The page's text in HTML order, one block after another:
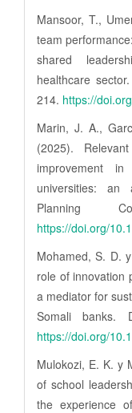
Mansoor, T.,
team
shared
healthcare
214. https://
Marin, J. A.,
(2025).
improvement
universities: an
Planning
https://doi.org/
Mohamed, S. D.
role of innovation
a mediator for
Somali banks.
https://doi.org/
Mulokozi, E. K. y
of school
the experience